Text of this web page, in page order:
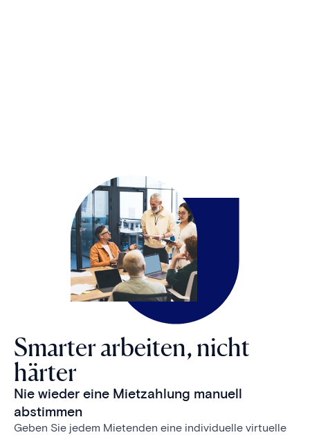
Smarter arbeiten, nicht
härter
Nie wieder eine Mietzahlung manuell
abstimmen
Geben Sie jedem Mietenden eine individuelle virtuelle